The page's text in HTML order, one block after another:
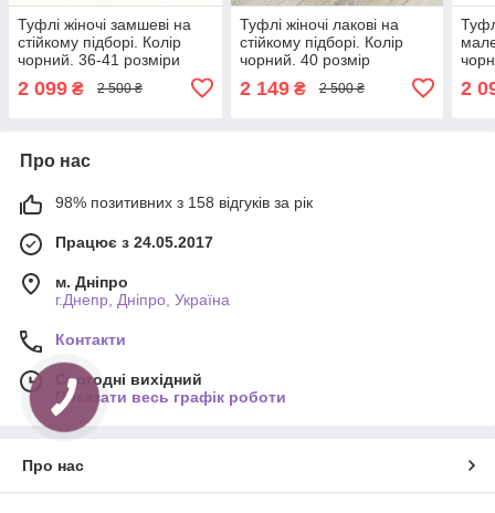
Туфлі жіночі замшеві на
стійкому підборі. Колір
чорний. 36-41 розміри
2 099 ₴ 2 500 ₴
Туфлі жіночі лакові на
стійкому підборі. Колір
чорний. 40 розмір
2 149₴ 2 500 ₴ 2
Про нас
98% позитивних з 158 відгуків за рік
Працює з 24.05.2017
м. Дніпро
г.Днепр, Дніпро, Україна
Контакти
Сьогодні вихідний
Показати весь графік роботи
Про нас